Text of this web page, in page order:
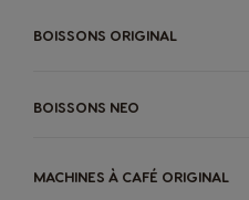
BOISSONS ORIGINAL
BOISSONS NEO
MACHINES À CAFÉ ORIGINAL